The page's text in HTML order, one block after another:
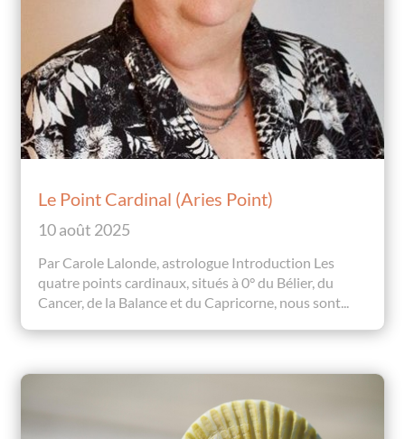
Le Point Cardinal (Aries Point)
10 août 2025
Par Carole Lalonde, astrologue Introduction Les
quatre points cardinaux, situés à 0° du Bélier, du
Cancer, de la Balance et du Capricorne, nous sont...